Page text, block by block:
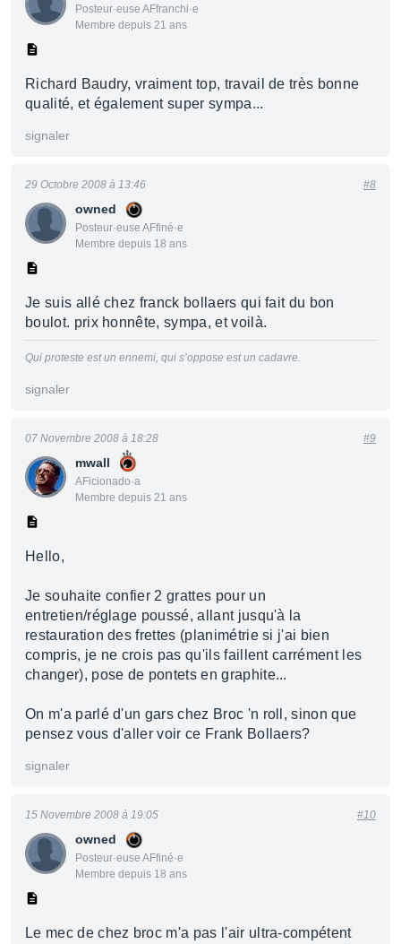
Posteur·euse AFfranchi·e
Membre depuis 21 ans
Richard Baudry, vraiment top, travail de très bonne
qualité, et également super sympa...
signaler
owned
Posteur·euse AFfiné·e
Membre depuis 18 ans
29 Octobre 2008 à 13:46 #8
Je suis allé chez franck bollaers qui fait du bon
boulot. prix honnête, sympa, et voilà.
Qui proteste est un ennemi, qui s’oppose est un cadavre.
signaler
mwall
AFicionado·a
Membre depuis 21 ans
07 Novembre 2008 à 18:28 #9
Hello,
Je souhaite confier 2 grattes pour un
entretien/réglage poussé, allant jusqu'à la
restauration des frettes (planimétrie si j'ai bien
compris, je ne crois pas qu'ils faillent carrément les
changer), pose de pontets en graphite...
On m'a parlé d'un gars chez Broc 'n roll, sinon que
pensez vous d'aller voir ce Frank Bollaers?
signaler
owned
Posteur·euse AFfiné·e
Membre depuis 18 ans
15 Novembre 2008 à 19:05 #10
Le mec de chez broc m'a pas l'air ultra-compétent